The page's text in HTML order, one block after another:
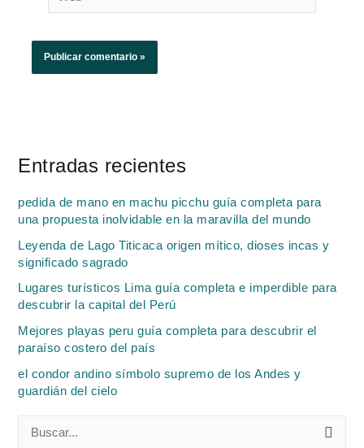
Entradas recientes
pedida de mano en machu picchu guía completa para
una propuesta inolvidable en la maravilla del mundo
Leyenda de Lago Titicaca origen mítico, dioses incas y
significado sagrado
Lugares turísticos Lima guía completa e imperdible para
descubrir la capital del Perú
Mejores playas peru guía completa para descubrir el
paraíso costero del país
el condor andino símbolo supremo de los Andes y
guardián del cielo